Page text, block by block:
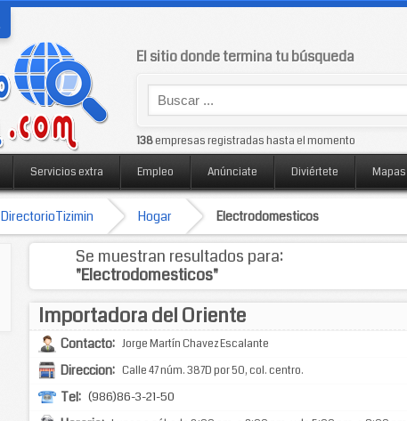
El sitio donde termina tu búsqueda
138empresas registradas hasta el momento
Servicios extra Empleo Anúnciate Diviértete Mapas
DirectorioTizimin Hogar Electrodomesticos
Se muestran resultados para:
"Electrodomesticos"
Importadora del Oriente
Contacto: Jorge Martín Chavez Escalante
Direccion: Calle 47 núm. 387D por 50, col. centro.
Tel: (986)86-3-21-50